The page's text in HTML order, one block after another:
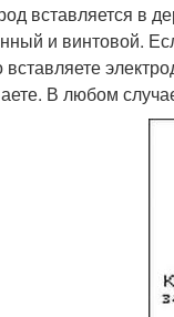
вставляется в
и винтовой.
вставляете
В любом